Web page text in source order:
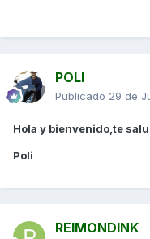
POLI
Publicado 29 de
Hola y bienvenido,te
Poli
REIMONDINK